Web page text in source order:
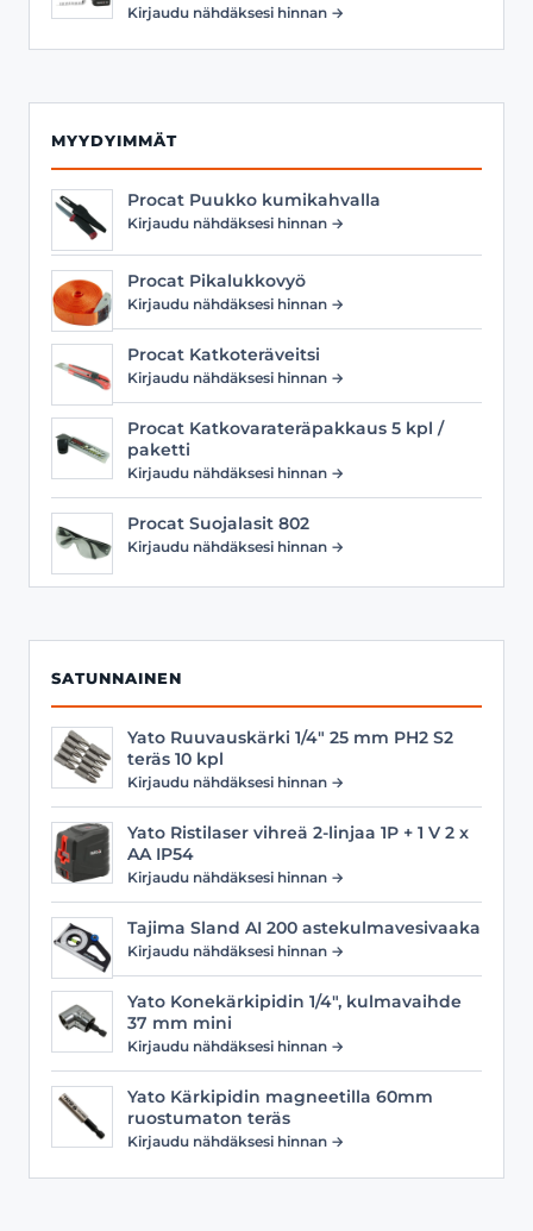
Kirjaudu nähdäksesi hinnan →
MYYDYIMMÄT
Procat Puukko kumikahvalla
Kirjaudu nähdäksesi hinnan →
Procat Pikalukkovyö
Kirjaudu nähdäksesi hinnan →
Procat Katkoteräveitsi
Kirjaudu nähdäksesi hinnan →
Procat Katkovarateräpakkaus 5 kpl /
paketti
Kirjaudu nähdäksesi hinnan →
Procat Suojalasit 802
Kirjaudu nähdäksesi hinnan →
SATUNNAINEN
Yato Ruuvauskärki 1/4" 25 mm PH2 S2
teräs 10 kpl
Kirjaudu nähdäksesi hinnan →
Yato Ristilaser vihreä 2-linjaa 1P + 1 V 2 x
AA IP54
Kirjaudu nähdäksesi hinnan →
Tajima Sland AI 200 astekulmavesivaaka
Kirjaudu nähdäksesi hinnan →
Yato Konekärkipidin 1/4", kulmavaihde
37 mm mini
Kirjaudu nähdäksesi hinnan →
Yato Kärkipidin magneetilla 60mm
ruostumaton teräs
Kirjaudu nähdäksesi hinnan →